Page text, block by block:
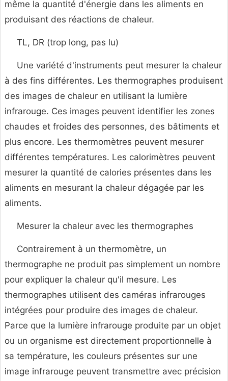
même la quantité d'énergie dans les aliments en
produisant des réactions de chaleur.
TL, DR (trop long, pas lu)
Une variété d'instruments peut mesurer la chaleur
à des fins différentes. Les thermographes produisent
des images de chaleur en utilisant la lumière
infrarouge. Ces images peuvent identifier les zones
chaudes et froides des personnes, des bâtiments et
plus encore. Les thermomètres peuvent mesurer
différentes températures. Les calorimètres peuvent
mesurer la quantité de calories présentes dans les
aliments en mesurant la chaleur dégagée par les
aliments.
Mesurer la chaleur avec les thermographes
Contrairement à un thermomètre, un
thermographe ne produit pas simplement un nombre
pour expliquer la chaleur qu'il mesure. Les
thermographes utilisent des caméras infrarouges
intégrées pour produire des images de chaleur.
Parce que la lumière infrarouge produite par un objet
ou un organisme est directement proportionnelle à
sa température, les couleurs présentes sur une
image infrarouge peuvent transmettre avec précision